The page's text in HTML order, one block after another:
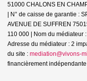
51000 CHALONS EN
| N° de caisse de garantie :
AVENUE DE SUFFREN
110 000 | Nom du médiateur
Adresse du médiateur : 2
du site : mediation@vivons-
financièrement indépendante